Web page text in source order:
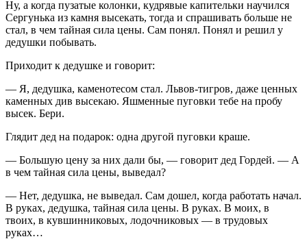
Ну, а когда пузатые колонки, кудрявые капительки научился
Сергунька из камня высекать, тогда и спрашивать больше не
стал, в чем тайная сила цены. Сам понял. Понял и решил у
дедушки побывать.
Приходит к дедушке и говорит:
— Я, дедушка, каменотесом стал. Львов-тигров, даже ценных
каменных див высекаю. Яшменные пуговки тебе на пробу
высек. Бери.
Глядит дед на подарок: одна другой пуговки краше.
— Большую цену за них дали бы, — говорит дед Гордей. — А
в чем тайная сила цены, выведал?
— Нет, дедушка, не выведал. Сам дошел, когда работать начал.
В руках, дедушка, тайная сила цены. В руках. В моих, в
твоих, в кувшинниковых, лодочниковых — в трудовых
руках…